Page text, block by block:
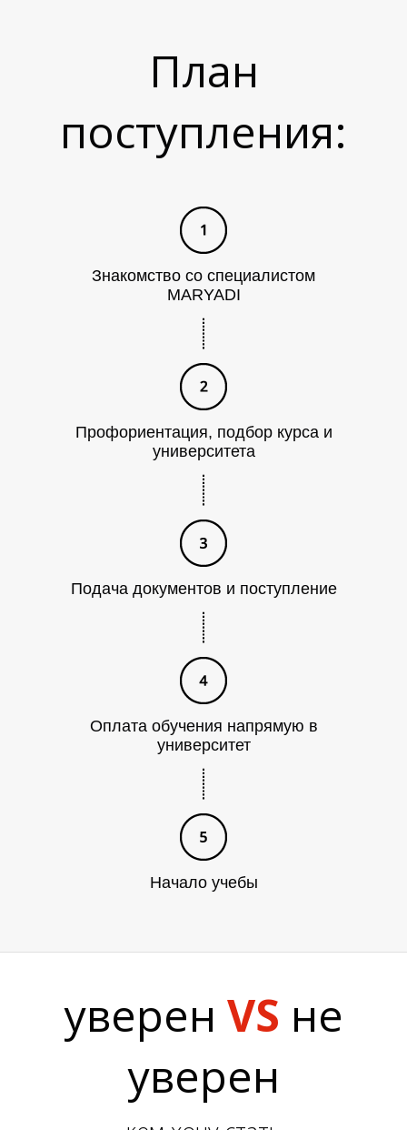
Л
Ь
План
поступления:
Знакомство со специалистом
MARYADI
Профориентация, подбор курса и
университета
Подача документов и поступление
Оплата обучения напрямую в
университет
Начало учебы
уверен VS не
уверен